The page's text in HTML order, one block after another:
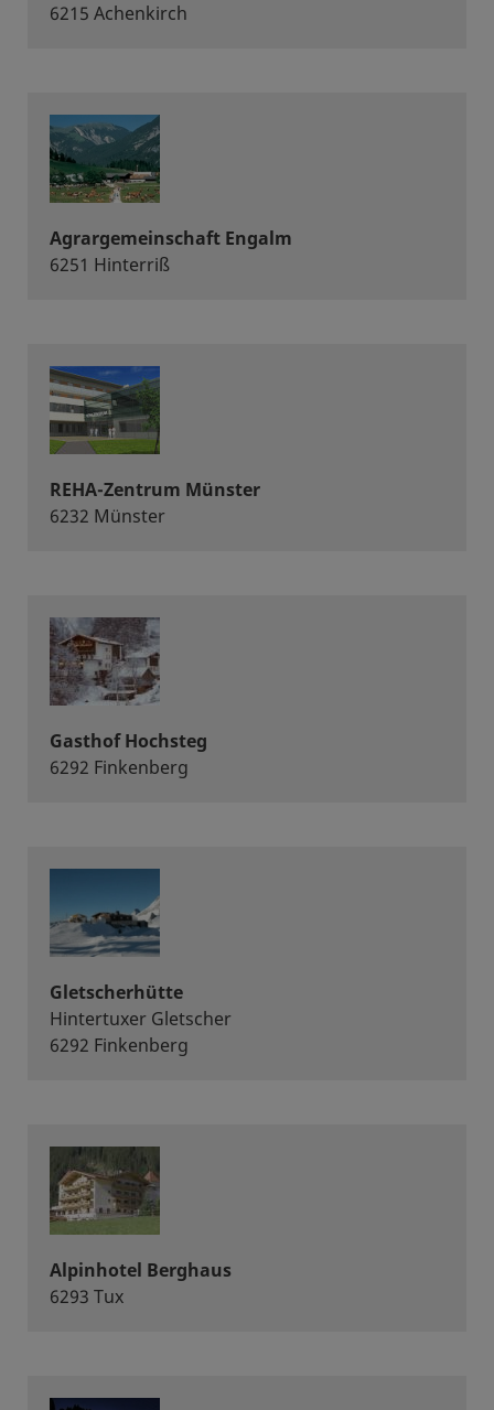
6215 Achenkirch
Agrargemeinschaft Engalm
6251 Hinterriß
REHA-Zentrum Münster
6232 Münster
Gasthof Hochsteg
6292 Finkenberg
Gletscherhütte
Hintertuxer Gletscher
6292 Finkenberg
Alpinhotel Berghaus
6293 Tux